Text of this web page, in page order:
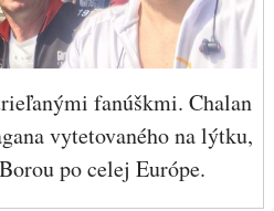
fanúškmi. Chalan
vytetovaného na lýtku,
po celej Európe.